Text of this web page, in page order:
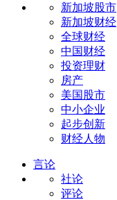
新加坡股市
新加坡财经
全球财经
中国财经
投资理财
房产
美国股市
中小企业
起步创新
财经人物
言论
社论
评论